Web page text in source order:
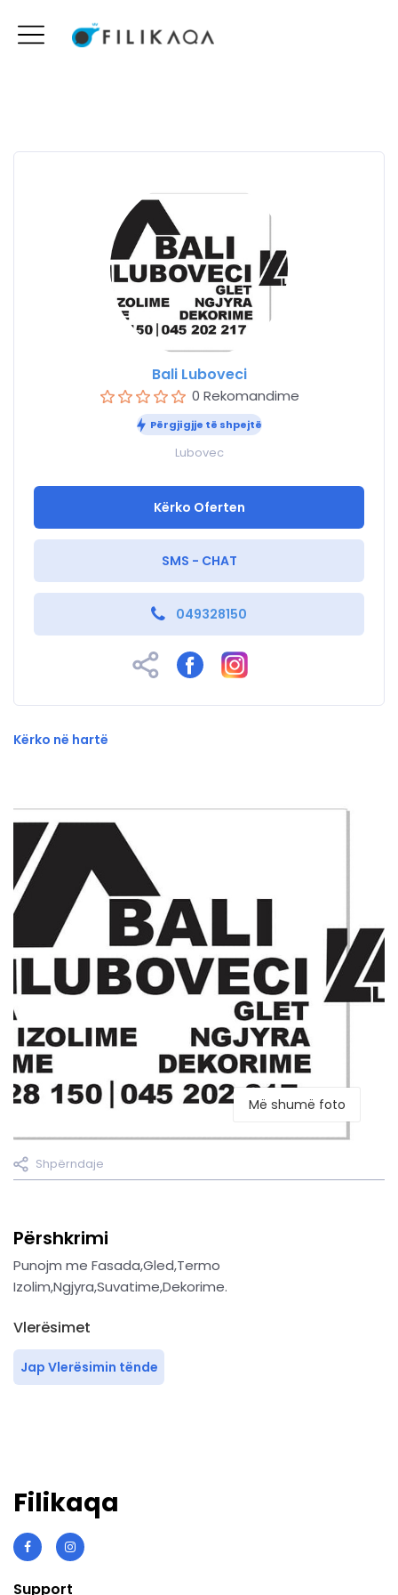
Më shumë foto
Shpërndaje
Përshkrimi
Punojm me Fasada,Gled,Termo
Izolim,Ngjyra,Suvatime,Dekorime.
Vlerësimet
Jap Vlerësimin tënde
Bali Luboveci
0 Rekomandime
Përgjigjje të shpejtë
Lubovec
Kërko Oferten
SMS - CHAT
049328150
Kërko në hartë
Filikaqa
Support